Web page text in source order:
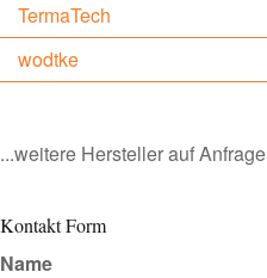
TermaTech
wodtke
...weitere Hersteller auf Anfrage
Kontakt Form
Name